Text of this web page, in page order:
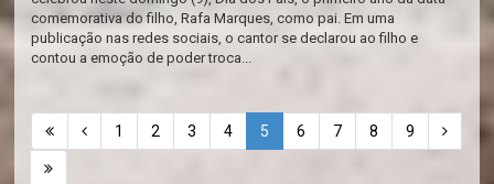
comemorativa do filho, Rafa Marques, como pai. Em uma
publicação nas redes sociais, o cantor se declarou ao filho e
contou a emoção de poder troca...
1 2 3 4 5 6 7 8 9